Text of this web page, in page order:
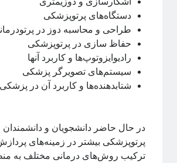
فرکتال فیزیک فیزیک آماری
ماشین لرنینگ مقیاس مکانیک
مکانیک کوانتومی نجوم
نسبیت عام نیوتون
کرونا
کهکشان کوانتوم
کیهان شناسی
دستگاه‌های پرتوپزشکی
طراحی و محاسبه دوز در
حفاظ سازی در پرتوپزشکی
رادیوایزوتوپ‌ها و کاربرد آنها
سیستم‌های تصویرگر پزشکی
شتابدهنده‌ها و کاربرد آن در پزشکی
در حال حاضر دانشجویان و دانشمندان
پرتوپزشکی بیشتر در زمینه‌های
ترکیب روش‌های درمانی مختلف به